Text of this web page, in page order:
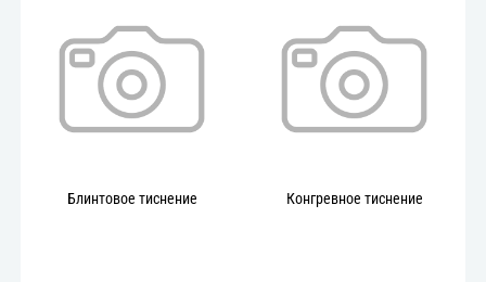
Блинтовое тиснение Конгревное тиснение